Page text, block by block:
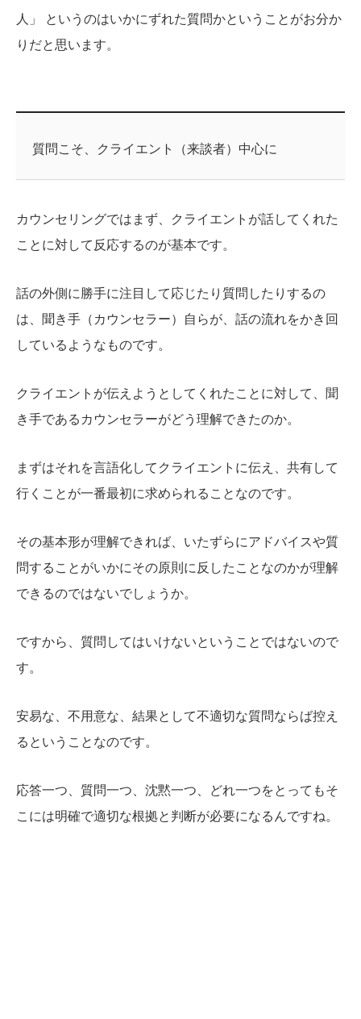
人」 というのはいかにずれた質問かということがお分か
りだと思います。
質問こそ、クライエント（来談者）中心に
カウンセリングではまず、クライエントが話してくれた
ことに対して反応するのが基本です。
話の外側に勝手に注目して応じたり質問したりするの
は、聞き手（カウンセラー）自らが、話の流れをかき回
しているようなものです。
クライエントが伝えようとしてくれたことに対して、聞
き手であるカウンセラーがどう理解できたのか。
まずはそれを言語化してクライエントに伝え、共有して
行くことが一番最初に求められることなのです。
その基本形が理解できれば、いたずらにアドバイスや質
問することがいかにその原則に反したことなのかが理解
できるのではないでしょうか。
ですから、質問してはいけないということではないので
す。
安易な、不用意な、結果として不適切な質問ならば控え
るということなのです。
応答一つ、質問一つ、沈黙一つ、どれ一つをとってもそ
こには明確で適切な根拠と判断が必要になるんですね。